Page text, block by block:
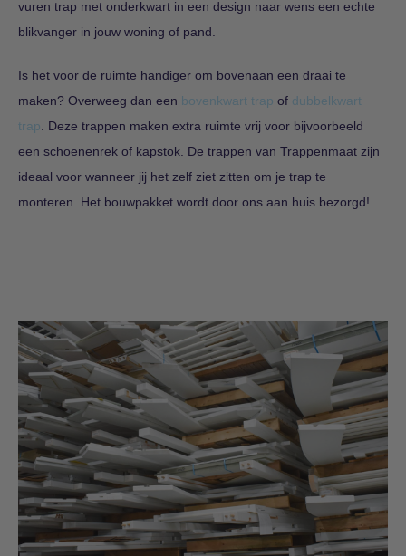
vuren trap met onderkwart in een design naar wens een echte
blikvanger in jouw woning of pand.
Is het voor de ruimte handiger om bovenaan een draai te
maken? Overweeg dan een bovenkwart trap of dubbelkwart
trap. Deze trappen maken extra ruimte vrij voor bijvoorbeeld
een schoenenrek of kapstok. De trappen van Trappenmaat zijn
ideaal voor wanneer jij het zelf ziet zitten om je trap te
monteren. Het bouwpakket wordt door ons aan huis bezorgd!